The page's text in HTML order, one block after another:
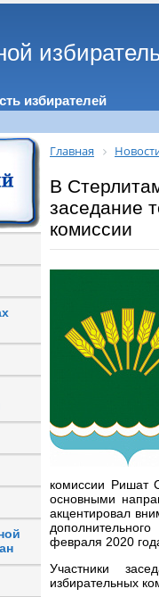
избирателей
Главная
В
заседание
комиссии
комиссии Ришат
основными
акцентировал
февраля 2020
Участники
избирательных